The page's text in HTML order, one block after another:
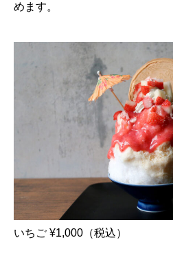
めます。
いちご ¥1,000（税込）